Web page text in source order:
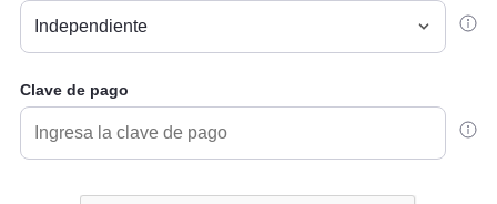
Clave de pago